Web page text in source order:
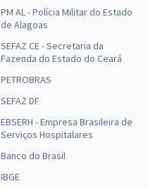
PM AL - Polícia Militar do Estado
de Alagoas
SEFAZ CE - Secretaria da
Fazenda do Estado do Ceará
PETROBRAS
SEFAZ DF
EBSERH - Empresa Brasileira de
Serviços Hospitalares
Banco do Brasil
IBGE